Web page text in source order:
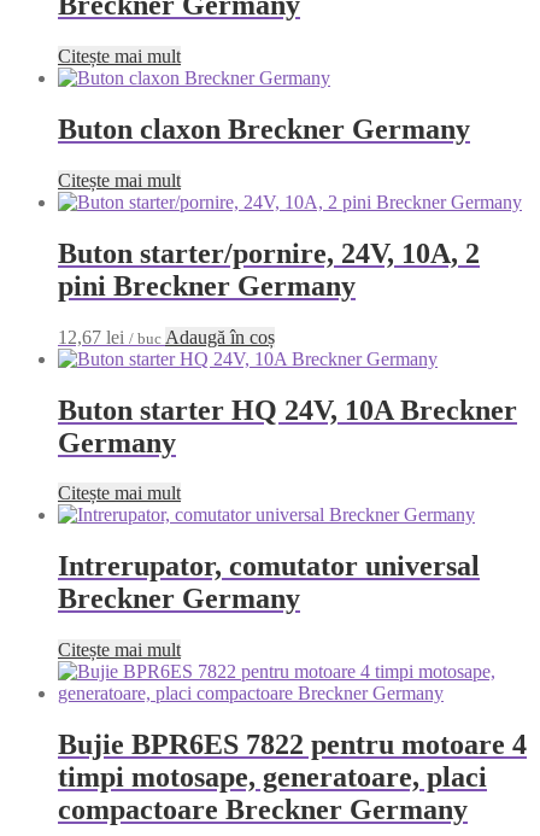
Citește mai mult
Buton claxon Breckner Germany
Citește mai mult
Buton starter/pornire, 24V, 10A, 2
pini Breckner Germany
12,67 lei / buc Adaugă în coș
Buton starter HQ 24V, 10A Breckner
Germany
Citește mai mult
Intrerupator, comutator universal
Breckner Germany
Citește mai mult
Bujie BPR6ES 7822 pentru motoare 4
timpi motosape, generatoare, placi
compactoare Breckner Germany